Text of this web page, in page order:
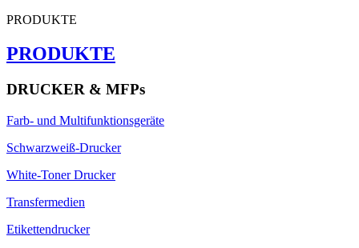
PRODUKTE
PRODUKTE
DRUCKER & MFPs
Farb- und Multifunktionsgeräte
Schwarzweiß-Drucker
White-Toner Drucker
Transfermedien
Etikettendrucker